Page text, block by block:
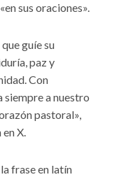
sus oraciones».
guíe su
paz y
Con
siempre a nuestro
pastoral»,
X.
frase en latín